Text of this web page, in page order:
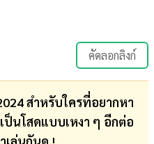
คัดลอกลิงก์
สำหรับใครที่อยากหา
นโสดแบบเหงา ๆ อีกต่อ